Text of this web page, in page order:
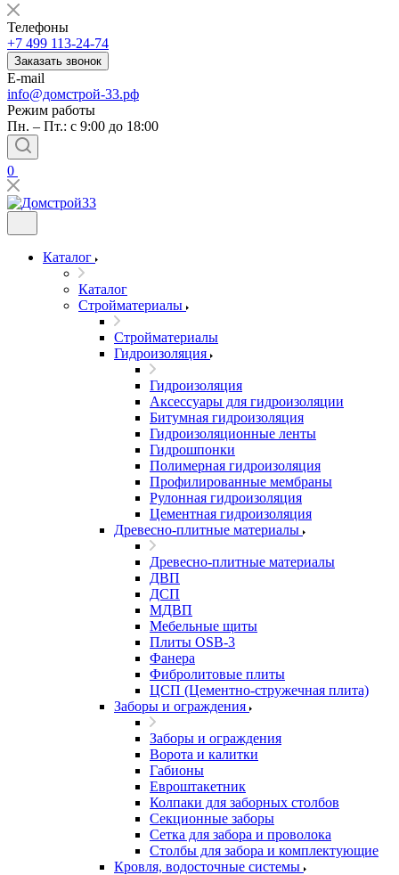
Телефоны
+7 499 113-24-74
Заказать звонок
E-mail
info@домстрой-33.рф
Режим работы
Пн. – Пт.: с 9:00 до 18:00
0
Каталог
Каталог
Стройматериалы
Стройматериалы
Гидроизоляция
Гидроизоляция
Аксессуары для гидроизоляции
Битумная гидроизоляция
Гидроизоляционные ленты
Гидрошпонки
Полимерная гидроизоляция
Профилированные мембраны
Рулонная гидроизоляция
Цементная гидроизоляция
Древесно-плитные материалы
Древесно-плитные материалы
ДВП
ДСП
МДВП
Мебельные щиты
Плиты OSB-3
Фанера
Фибролитовые плиты
ЦСП (Цементно-стружечная плита)
Заборы и ограждения
Заборы и ограждения
Ворота и калитки
Габионы
Евроштакетник
Колпаки для заборных столбов
Секционные заборы
Сетка для забора и проволока
Столбы для забора и комплектующие
Кровля, водосточные системы